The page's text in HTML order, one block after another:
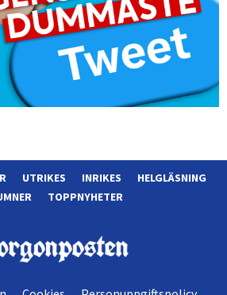
UTRIKES INRIKES
HELGLÄSNING
TOPPNYHETER